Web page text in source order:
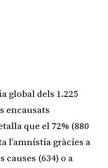
global dels 1.225
encausats
que el 72% (880
l’amnistia gràcies a
causes (634) o a